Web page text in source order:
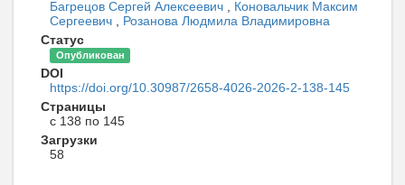
Багрецов Сергей Алексеевич
Коновальчик Максим
Сергеевич
Розанова Людмила Владимировна
Статус
Опубликован
DOI
https://doi.org/10.30987/2658-4026-2026-2-138-145
Страницы
с 138 по 145
Загрузки
58